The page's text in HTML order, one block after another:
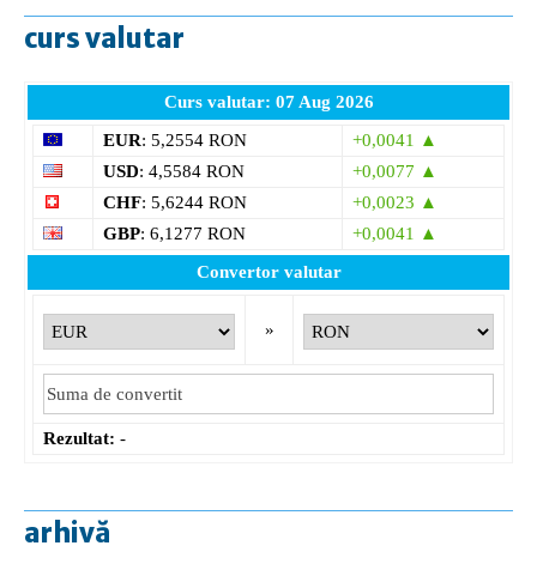
curs valutar
Curs valutar: 07 Aug 2026
EUR: 5,2554 RON
+0,0041 ▲
USD: 4,5584 RON
+0,0077 ▲
CHF: 5,6244 RON
+0,0023 ▲
GBP: 6,1277 RON
+0,0041 ▲
Convertor valutar
»
Rezultat: -
arhivă